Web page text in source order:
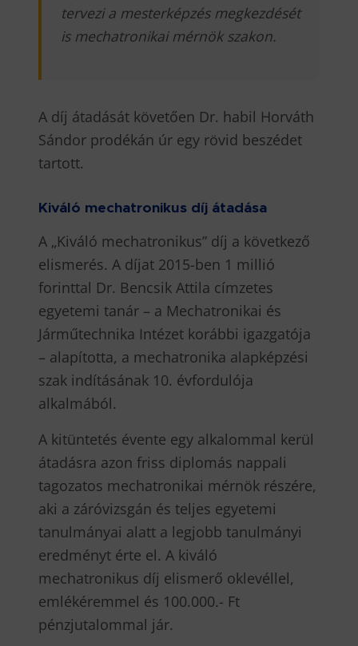
tervezi a mesterképzés megkezdését
is mechatronikai mérnök szakon.
A díj átadását követően Dr. habil Horváth
Sándor prodékán úr egy rövid beszédet
tartott.
Kiváló mechatronikus díj átadása
A „Kiváló mechatronikus” díj a következő
elismerés. A díjat 2015-ben 1 millió
forinttal Dr. Bencsik Attila címzetes
egyetemi tanár – a Mechatronikai és
Járműtechnika Intézet korábbi igazgatója
– alapította, a mechatronika alapképzési
szak indításának 10. évfordulója
alkalmából.
A kitüntetés évente egy alkalommal kerül
átadásra azon friss diplomás nappali
tagozatos mechatronikai mérnök részére,
aki a záróvizsgán és teljes egyetemi
tanulmányai alatt a legjobb tanulmányi
eredményt érte el. A kiváló
mechatronikus díj elismerő oklevéllel,
emlékéremmel és 100.000.- Ft
pénzjutalommal jár.